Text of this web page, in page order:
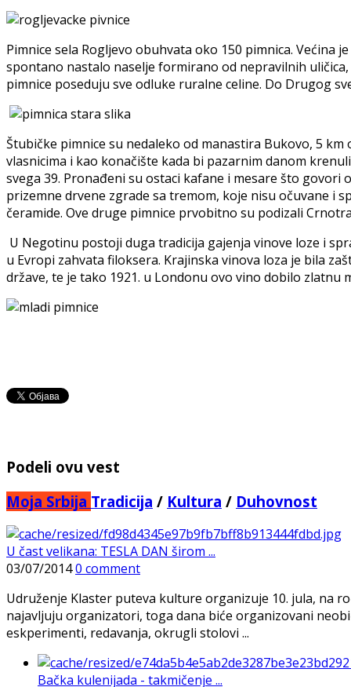
Pimnice sela Rogljevo obuhvata oko 150 pimnica. Većina
spontano nastalo naselje formirano od nepravilnih
pimnice poseduju sve odluke ruralne celine. Do Drugog
Štubičke pimnice su nedaleko od manastira Bukovo, 5
vlasnicima i kao konačište kada bi pazarnim danom
svega 39. Pronađeni su ostaci kafane i mesare što govori
prizemne drvene zgrade sa tremom, koje nisu očuvane i
čeramide. Ove druge pimnice prvobitno su podizali
U Negotinu postoji duga tradicija gajenja vinove loze i
u Evropi zahvata filoksera. Krajinska vinova loza je bila
države, te je tako 1921. u Londonu ovo vino dobilo zlatnu
Podeli ovu vest
Moja Srbija Tradicija / Kultura / Duhovnost
U čast velikana: TESLA DAN širom ...
03/07/20140 comment
Udruženje Klaster puteva kulture organizuje 10. jula, na
najavljuju organizatori, toga dana biće organizovani
eskperimenti, redavanja, okrugli stolovi ...
Bačka kulenijada - takmičenje ...